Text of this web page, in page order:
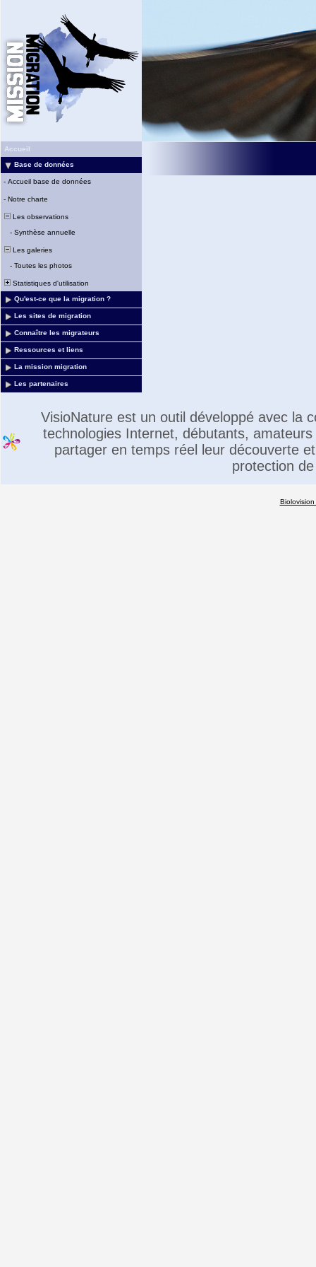
Accueil
Base de données
- Accueil base de données
- Notre charte
Les observations
- Synthèse annuelle
Les galeries
- Toutes les photos
Statistiques d'utilisation
Qu'est-ce que la migration ?
Les sites de migration
Connaître les migrateurs
Ressources et liens
La mission migration
Les partenaires
VisioNature est un outil développé avec la
technologies Internet, débutants,
partager en temps réel leur découverte
protection
Biolovision